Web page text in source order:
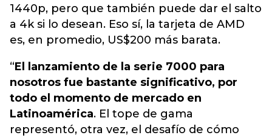
1440p, pero que también puede dar el salto
a 4k si lo desean. Eso sí, la tarjeta de AMD
es, en promedio, US$200 más barata.
“El lanzamiento de la serie 7000 para
nosotros fue bastante significativo, por
todo el momento de mercado en
Latinoamérica. El tope de gama
representó, otra vez, el desafío de cómo